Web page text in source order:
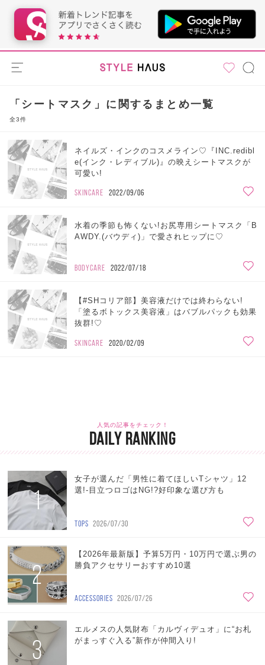
「シートマスク」に関するまとめ一覧
全3件
ネイルズ・インクのコスメライン♡『INC.redibl
e(インク・レディブル)』の映えシートマスクが
可愛い!
SKINCARE 2022/09/06
水着の季節も怖くない!お尻専用シートマスク「B
AWDY.(バウディ)」で愛されヒップに♡
BODYCARE 2022/07/18
【#SHコリア部】美容液だけでは終わらない!
「塗るボトックス美容液」はバブルパックも効果
抜群!♡
SKINCARE 2020/02/09
人気の記事をチェック！
DAILY RANKING
1
女子が選んだ「男性に着てほしいTシャツ」12
選!-目立つロゴはNG!?好印象な選び方も
TOPS 2026/07/30
2
【2026年最新版】予算5万円・10万円で選ぶ男の
勝負アクセサリーおすすめ10選
ACCESSORIES 2026/07/26
3
エルメスの人気財布「カルヴィデュオ」に“お札
がまっすぐ入る”新作が仲間入り!